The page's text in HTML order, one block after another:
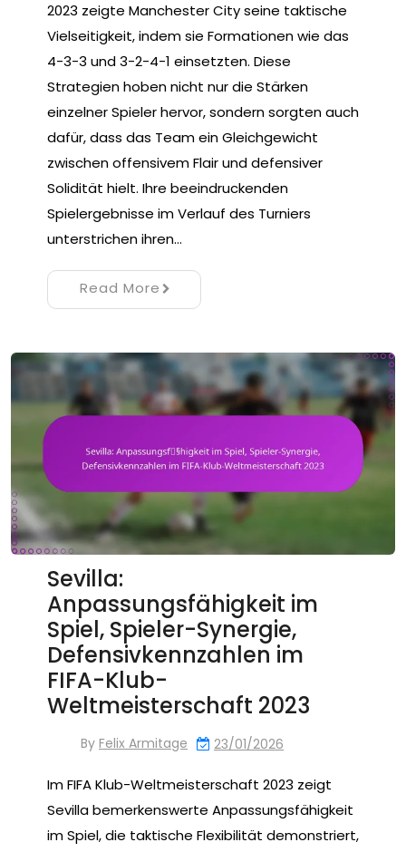
2023 zeigte Manchester City seine taktische
Vielseitigkeit, indem sie Formationen wie das
4-3-3 und 3-2-4-1 einsetzten. Diese
Strategien hoben nicht nur die Stärken
einzelner Spieler hervor, sondern sorgten auch
dafür, dass das Team ein Gleichgewicht
zwischen offensivem Flair und defensiver
Solidität hielt. Ihre beeindruckenden
Spielergebnisse im Verlauf des Turniers
unterstrichen ihren…
Read More
Sevilla:
Anpassungsfähigkeit im
Spiel, Spieler-Synergie,
Defensivkennzahlen im
FIFA-Klub-
Weltmeisterschaft 2023
By Felix Armitage 23/01/2026
Im FIFA Klub-Weltmeisterschaft 2023 zeigt
Sevilla bemerkenswerte Anpassungsfähigkeit
im Spiel, die taktische Flexibilität demonstriert,